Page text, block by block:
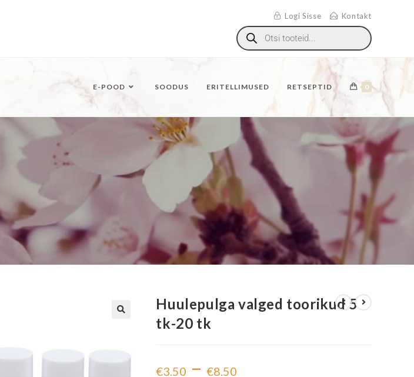
Logi Sisse Kontakt
E-POOD SOODUS ERITELLIMUSED RETSEPTID 0
Huulepulga valged toorikud 5
tk-20 tk
€3.50 – €8.50